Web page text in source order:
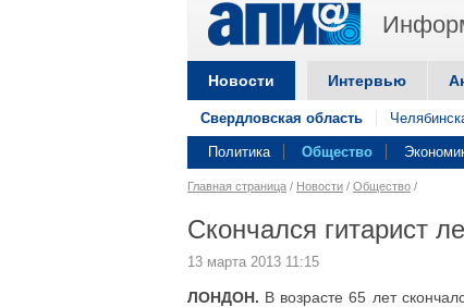
Новости Интервью
Свердловская область
Политика Общество
Главная страница / Новости / Общество /
Скончался гитарист
13 марта 2013 11:15
ЛОНДОН. В возрасте 65 лет